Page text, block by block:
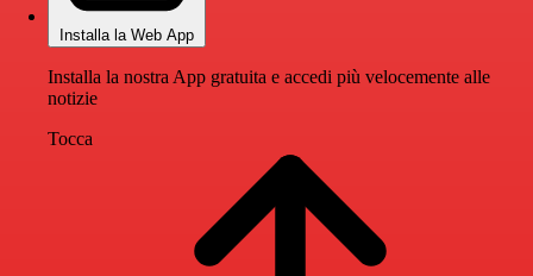
Installa la Web App
Installa la nostra App gratuita e accedi più velocemente alle
notizie
Tocca